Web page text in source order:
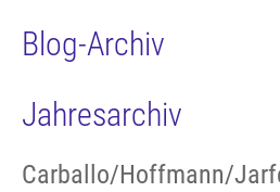
Blog-Archiv
Jahresarchiv
Carballo/Hoffmann/